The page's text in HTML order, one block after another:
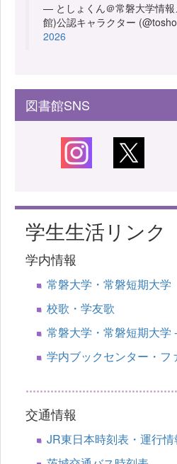
— としょくん＠常磐大学情
館)公認キャラクター
2026
図書館SNS
学生生活リンク
学内情報
常磐大学・常磐短期大学
校歌・学友歌
常磐大学・常磐短期大学
学内ブックセンター・フ
交通情報
JR東日本時刻表・運行情